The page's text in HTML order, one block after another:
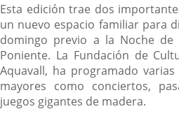
Esta edición trae dos
un nuevo espacio familiar para
domingo previo a la Noche de
Poniente. La Fundación de
Aquavall, ha programado
mayores como conciertos,
juegos gigantes de madera.